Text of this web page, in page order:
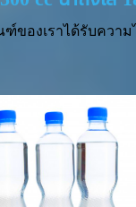
งเราได้รับควา